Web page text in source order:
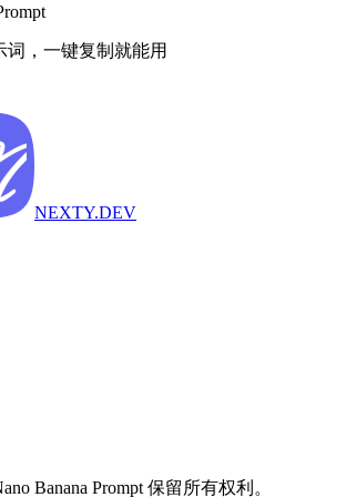
词，一键复制就能用
NEXTY.DEV
Banana Prompt 保留所有权利。